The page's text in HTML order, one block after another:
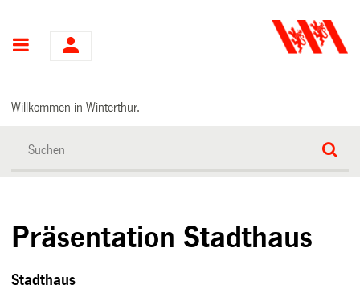
Hauptnavigation
Willkommen in Winterthur.
Präsentation Stadthaus
Stadthaus